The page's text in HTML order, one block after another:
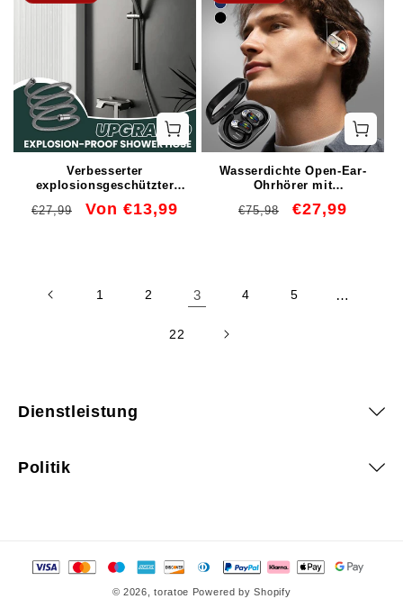
Verbesserter
explosionsgeschützter
– auslaufsicher
Normaler
€27,99 Verkaufspreis
Von €13,99
Wasserdichte Open-Ear-
Ohrhörer mit
Normaler
€75,98 Verkaufspreis
€27,99
1 2 3 4 5 …
22
Dienstleistung
Politik
Zahlungsmethoden
© 2026,toratoe Powered by Shopify